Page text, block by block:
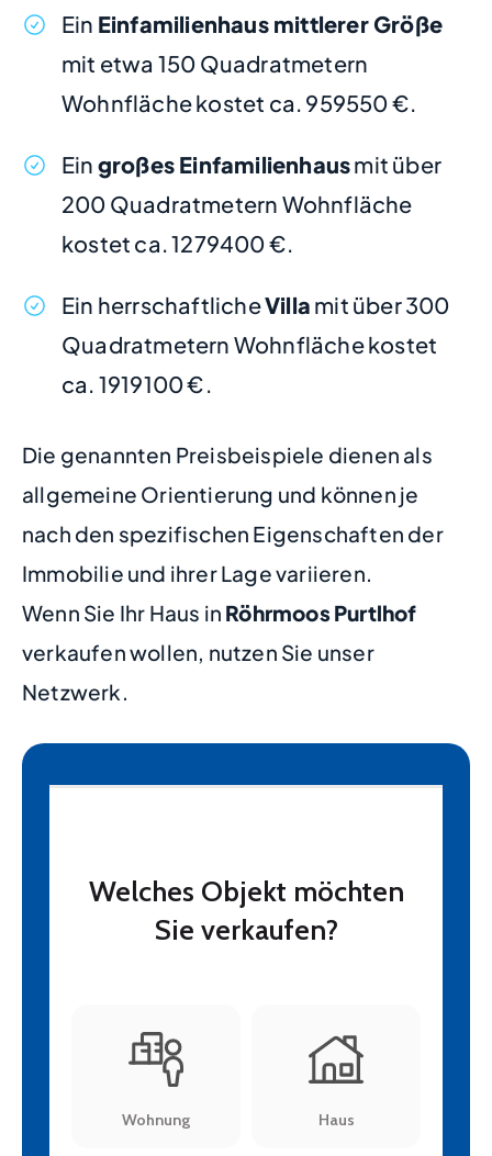
Ein Einfamilienhaus mittlerer Größe
mit etwa 150 Quadratmetern
Wohnfläche kostet ca. 959550 €.
Ein großes Einfamilienhausmit über
200 Quadratmetern Wohnfläche
kostet ca. 1279400 €.
Ein herrschaftlicheVilla mit über 300
Quadratmetern Wohnfläche kostet
ca. 1919100 €.
Die genannten Preisbeispiele dienen als
allgemeine Orientierung und können je
nach den spezifischen Eigenschaften der
Immobilie und ihrer Lage variieren.
Wenn Sie Ihr Haus in Röhrmoos Purtlhof
verkaufen wollen, nutzen Sie unser
Netzwerk.